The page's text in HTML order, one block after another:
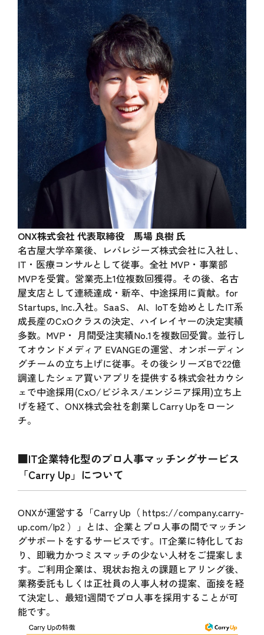
ONX株式会社 代表取締役 馬場 良樹 氏
名古屋大学卒業後、レバレジーズ株式会社に入社し、
IT・医療コンサルとして従事。全社 MVP・事業部
MVPを受賞。営業売上1位複数回獲得。その後、名古
屋支店として連続達成・新卒、中途採用に貢献。for
Startups, Inc.入社。SaaS、 AI、IoTを始めとしたIT系
成長産のCxOクラスの決定、ハイレイヤーの決定実績
多数。MVP・ 月間受注実績No.1を複数回受賞。並行し
てオウンドメディア EVANGEの運営、オンボーディン
グチームの立ち上げに従事。その後シリーズBで22億
調達したシェア買いアプリを提供する株式会社カウシ
ェで中途採用(CxO/ビジネス/エンジニア採用)立ち上
げを経て、ONX株式会社を創業しCarry Upをローン
チ。
■IT企業特化型のプロ人事マッチングサービス
「Carry Up」について
ONXが運営する「Carry Up（ https://company.carry-
up.com/lp2 ）」とは、企業とプロ人事の間でマッチン
グサポートをするサービスです。IT企業に特化してお
り、即戦力かつミスマッチの少ない人材をご提案しま
す。ご利用企業は、現状お抱えの課題ヒアリング後、
業務委託もしくは正社員の人事人材の提案、面接を経
て決定し、最短1週間でプロ人事を採用することが可
能です。